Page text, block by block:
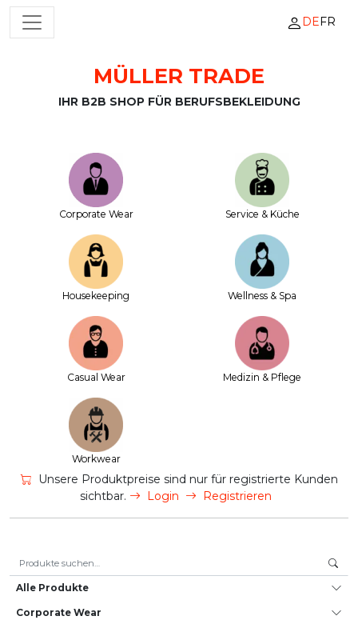
Zum Inhalt springen
HAUPTNAVIGATION DEFR
MÜLLER TRADE
IHR B2B SHOP FÜR BERUFSBEKLEIDUNG
Corporate Wear Service & Küche
House­keeping Wellness & Spa
Casual Wear Medizin & Pflege
Workwear
Unsere Produktpreise sind nur für registrierte Kunden
sichtbar.
Login Registrieren
Alle Produkte
Corporate Wear